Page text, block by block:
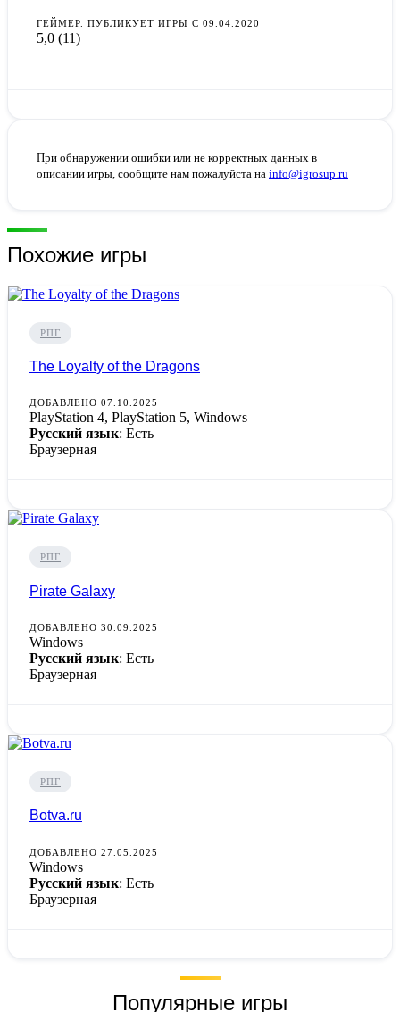
ГЕЙМЕР. ПУБЛИКУЕТ ИГРЫ С 09.04.2020
5,0 (11)
При обнаружении ошибки или не корректных данных в
описании игры, сообщите нам пожалуйста на info@igrosup.ru
Похожие игры
РПГ
The Loyalty of the Dragons
ДОБАВЛЕНО 07.10.2025
PlayStation 4, PlayStation 5, Windows
Русский язык: Есть
Браузерная
РПГ
Pirate Galaxy
ДОБАВЛЕНО 30.09.2025
Windows
Русский язык: Есть
Браузерная
РПГ
Botva.ru
ДОБАВЛЕНО 27.05.2025
Windows
Русский язык: Есть
Браузерная
Популярные игры